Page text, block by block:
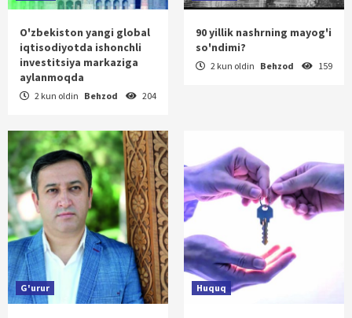
O'zbekiston yangi global
iqtisodiyotda ishonchli
investitsiya markaziga
aylanmoqda
2 kun oldin Behzod 204
90 yillik nashrning mayog'i
so'ndimi?
2 kun oldin Behzod 159
G'urur Huquq